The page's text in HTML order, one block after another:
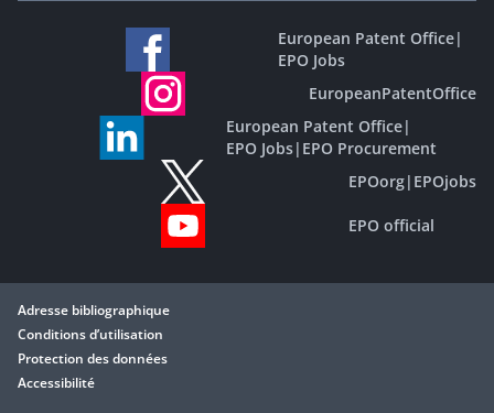
European Patent Office|
EPO Jobs
EuropeanPatentOffice
European Patent Office|
EPO Jobs| EPO Procurement
EPOorg| EPOjobs
EPO official
Adresse bibliographique
Conditions d’utilisation
Protection des données
Accessibilité